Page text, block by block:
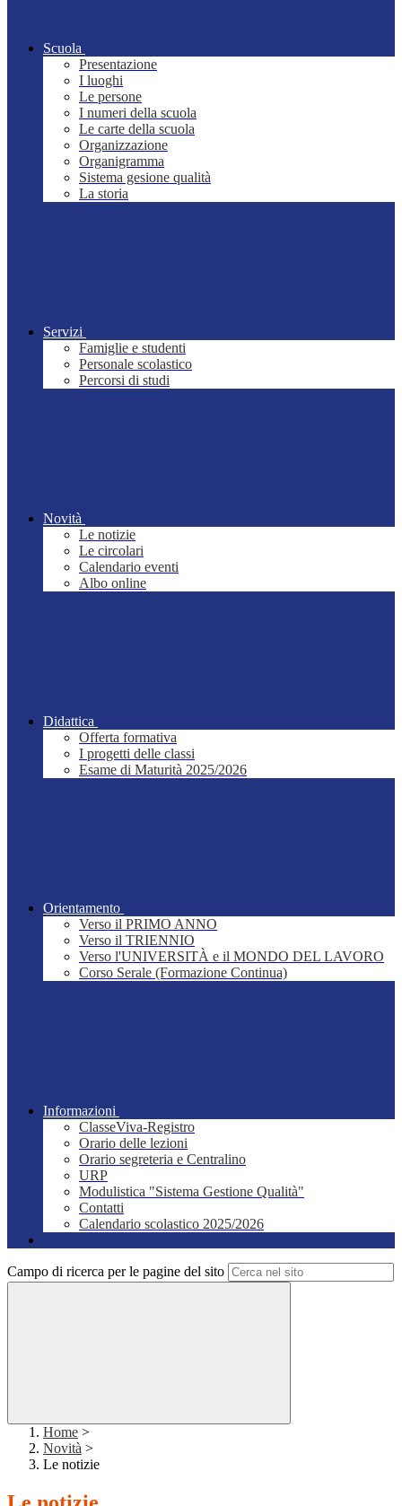
Scuola
Presentazione
I luoghi
Le persone
I numeri della scuola
Le carte della scuola
Organizzazione
Organigramma
Sistema gesione qualità
La storia
Servizi
Famiglie e studenti
Personale scolastico
Percorsi di studi
Novità
Le notizie
Le circolari
Calendario eventi
Albo online
Didattica
Offerta formativa
I progetti delle classi
Esame di Maturità 2025/2026
Orientamento
Verso il PRIMO ANNO
Verso il TRIENNIO
Verso l'UNIVERSITÀ e il MONDO DEL LAVORO
Corso Serale (Formazione Continua)
Informazioni
ClasseViva-Registro
Orario delle lezioni
Orario segreteria e Centralino
URP
Modulistica "Sistema Gestione Qualità"
Contatti
Calendario scolastico 2025/2026
Campo di ricerca per le pagine del sito
Home >
Novità >
Le notizie